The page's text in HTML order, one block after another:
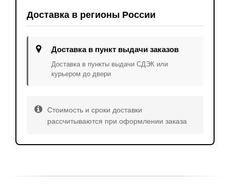
Доставка в регионы России
Доставка в пункт выдачи заказов
Доставка в пункты выдачи СДЭК или
курьером до двери
Стоимость и сроки доставки
рассчитываются при оформлении заказа